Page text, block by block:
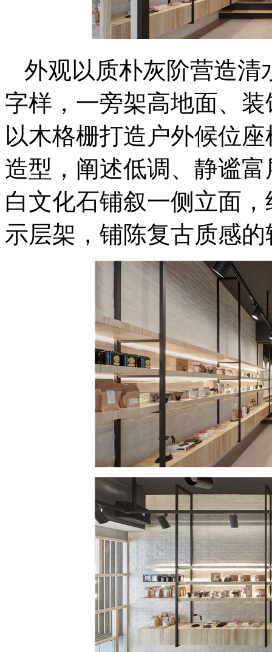
外观以质朴灰阶营造清
字样，一旁架高地面、
以木格栅打造户外候位
造型，阐述低调、静谧
白文化石铺叙一侧立面
示层架，铺陈复古质感